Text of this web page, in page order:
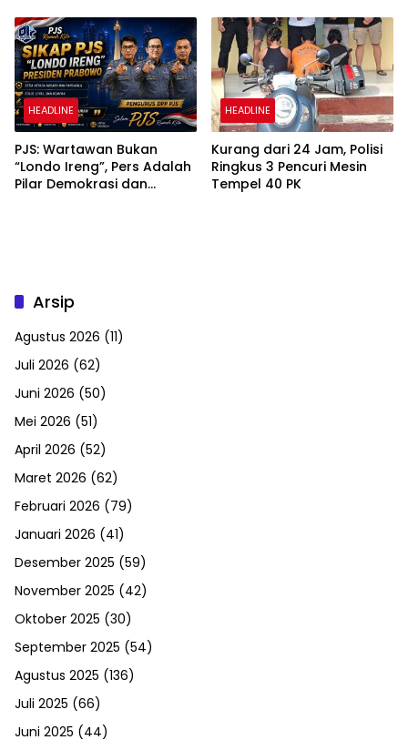
Dirujuk ke Luar Daerah
HEADLINE
PJS: Wartawan Bukan
“Londo Ireng”, Pers Adalah
Pilar Demokrasi dan
HEADLINE
Kurang dari 24 Jam, Polisi
Ringkus 3 Pencuri Mesin
Tempel 40 PK
Arsip
Agustus 2026 (11)
Juli 2026 (62)
Juni 2026 (50)
Mei 2026 (51)
April 2026 (52)
Maret 2026 (62)
Februari 2026 (79)
Januari 2026 (41)
Desember 2025 (59)
November 2025 (42)
Oktober 2025 (30)
September 2025 (54)
Agustus 2025 (136)
Juli 2025 (66)
Juni 2025 (44)